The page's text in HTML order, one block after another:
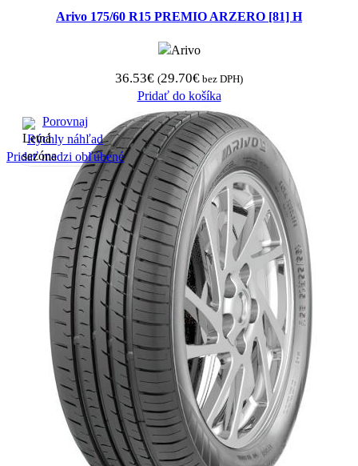
Arivo 175/60 R15 PREMIO ARZERO [81] H
36.53€ (29.70€ bez DPH)
Pridať do košíka
Porovnaj
Rýchly náhľad
Pridať medzi obľúbené